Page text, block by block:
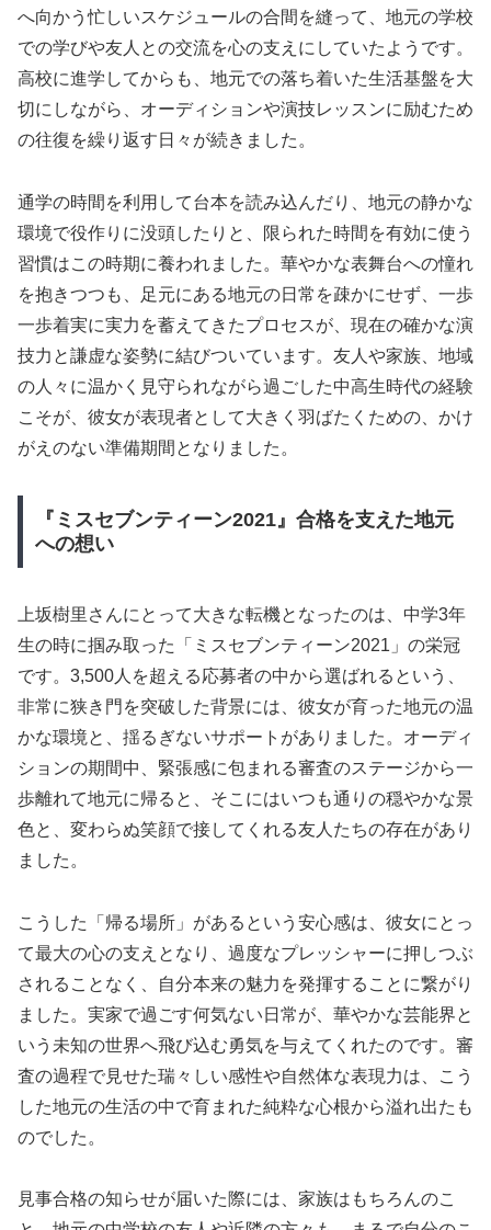
へ向かう忙しいスケジュールの合間を縫って、地元の学校
での学びや友人との交流を心の支えにしていたようです。
高校に進学してからも、地元での落ち着いた生活基盤を大
切にしながら、オーディションや演技レッスンに励むため
の往復を繰り返す日々が続きました。
通学の時間を利用して台本を読み込んだり、地元の静かな
環境で役作りに没頭したりと、限られた時間を有効に使う
習慣はこの時期に養われました。華やかな表舞台への憧れ
を抱きつつも、足元にある地元の日常を疎かにせず、一歩
一歩着実に実力を蓄えてきたプロセスが、現在の確かな演
技力と謙虚な姿勢に結びついています。友人や家族、地域
の人々に温かく見守られながら過ごした中高生時代の経験
こそが、彼女が表現者として大きく羽ばたくための、かけ
がえのない準備期間となりました。
『ミスセブンティーン2021』合格を支えた地元
への想い
上坂樹里さんにとって大きな転機となったのは、中学3年
生の時に掴み取った「ミスセブンティーン2021」の栄冠
です。3,500人を超える応募者の中から選ばれるという、
非常に狭き門を突破した背景には、彼女が育った地元の温
かな環境と、揺るぎないサポートがありました。オーディ
ションの期間中、緊張感に包まれる審査のステージから一
歩離れて地元に帰ると、そこにはいつも通りの穏やかな景
色と、変わらぬ笑顔で接してくれる友人たちの存在があり
ました。
こうした「帰る場所」があるという安心感は、彼女にとっ
て最大の心の支えとなり、過度なプレッシャーに押しつぶ
されることなく、自分本来の魅力を発揮することに繋がり
ました。実家で過ごす何気ない日常が、華やかな芸能界と
いう未知の世界へ飛び込む勇気を与えてくれたのです。審
査の過程で見せた瑞々しい感性や自然体な表現力は、こう
した地元の生活の中で育まれた純粋な心根から溢れ出たも
のでした。
見事合格の知らせが届いた際には、家族はもちろんのこ